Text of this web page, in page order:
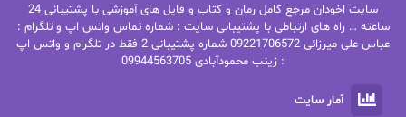
پاتریشیا ویلسون پرتو فرهمند
پرستو اسحقی
پرستو مهاجر
سایت اخودان مرجع کامل رمان و کتاب و فایل های آموزشی با پشتیبانی 24
ساعته … راه های ارتباطی با پشتیبانی سایت : شماره تماس واتس اپ و تلگرام :
عباس علی میرزائی 09221706572 شماره پشتیبانی 2 فقط در تلگرام و واتس اپ
: زینب محمودآبادی 09944563705
آمار سایت